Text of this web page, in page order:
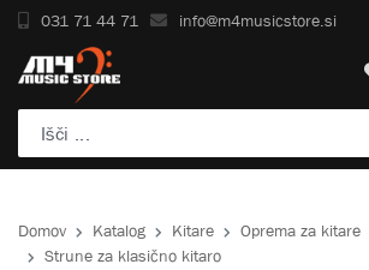
031 71 44 71 info@m4musicstore.si
Domov Katalog Kitare Oprema za kitare
Strune za klasično kitaro